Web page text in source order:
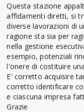
Questa stazione
affidamenti diretti, si
diverse lavorazioni di
ragione sta sia per
nella gestione
esempio, potenziali
l'onere di costituire
E' corretto acquisire
corretto identificare
e ciascuna impresa
Grazie